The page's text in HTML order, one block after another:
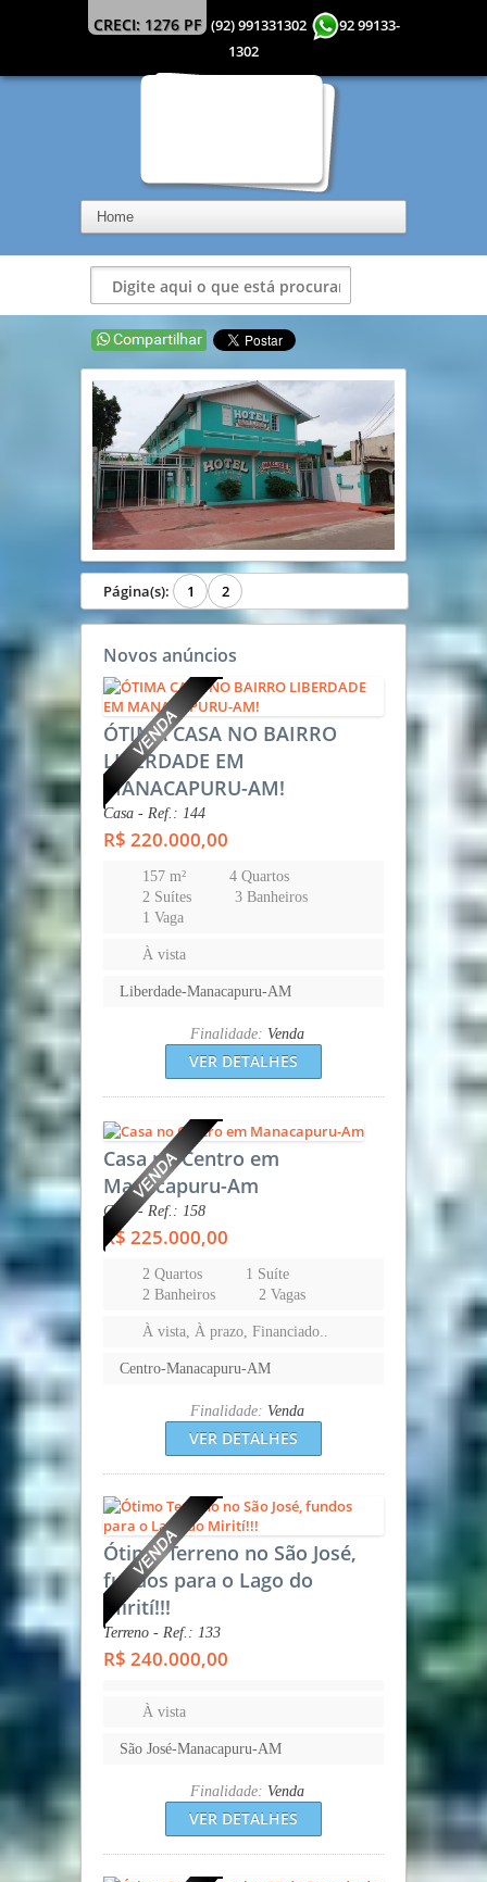
CRECI: 1276 PF (92) 991331302
92 99133-
1302
Página(s): 1 2
Novos anúncios
ÓTIMA CASA NO BAIRRO
LIBERDADE EM
MANACAPURU-AM!
Casa - Ref.: 144
R$ 220.000,00
157 m²
4 Quartos
2 Suítes
3 Banheiros
1 Vaga
À vista
Liberdade-Manacapuru-AM
Finalidade: Venda
VER DETALHES
Casa no Centro em
Manacapuru-Am
Casa - Ref.: 158
R$ 225.000,00
2 Quartos
1 Suíte
2 Banheiros
2 Vagas
À vista, À prazo, Financiado..
Centro-Manacapuru-AM
Finalidade: Venda
VER DETALHES
Ótimo Terreno no São José,
fundos para o Lago do
Mirití!!!
Terreno - Ref.: 133
R$ 240.000,00
À vista
São José-Manacapuru-AM
Finalidade: Venda
VER DETALHES